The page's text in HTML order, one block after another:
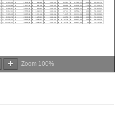
Zoom 100%